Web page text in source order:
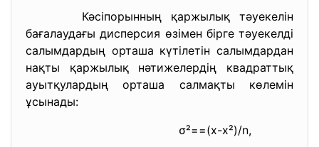
Кәсіпорынның қаржылық тәуекелін
бағалаудағы дисперсия өзімен бірге тәуекелді
салымдардың орташа күтілетін салымдардан
нақты қаржылық нәтижелердің квадраттық
ауытқулардың орташа салмақты көлемін
ұсынады:
σ²==(x-x²)/n,